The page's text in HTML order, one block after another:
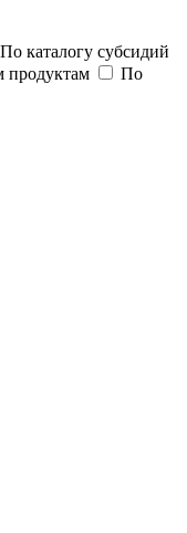
По каталогу субсидий
продуктам
По